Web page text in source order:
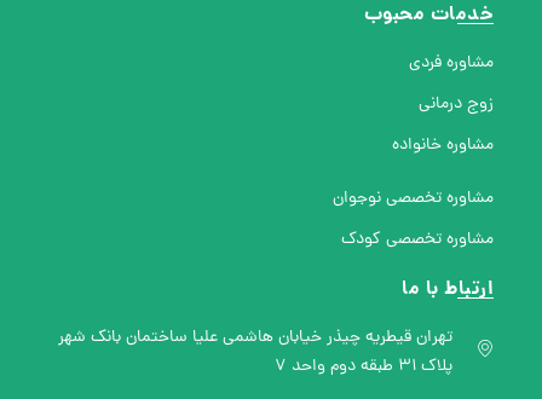
خدمات محبوب
مشاوره فردی
زوج درمانی
مشاوره خانواده
مشاوره تخصصی نوجوان
مشاوره تخصصی کودک
ارتباط با ما
تهران قیطریه چیذر خیابان هاشمی علیا ساختمان بانک شهر
پلاک ۳۱ طبقه دوم واحد ۷